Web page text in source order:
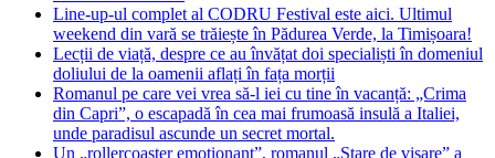
Line-up-ul complet al CODRU Festival este aici. Ultimul
weekend din vară se trăiește în Pădurea Verde, la Timișoara!
Lecții de viață, despre ce au învățat doi specialiști în domeniul
doliului de la oamenii aflați în fața morții
Romanul pe care vei vrea să-l iei cu tine în vacanță: „Crima
din Capri”, o escapadă în cea mai frumoasă insulă a Italiei,
unde paradisul ascunde un secret mortal.
Un „rollercoaster emoționant”, romanul „Stare de visare” a